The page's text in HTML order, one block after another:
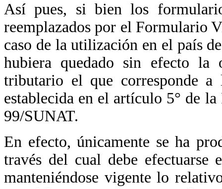
Así pues, si bien los
reemplazados por el Formulario
caso de la utilización en el país
hubiera quedado sin efecto la
tributario el que corresponde
establecida en el artículo 5° de
99/SUNAT.
En efecto, únicamente se ha
través del cual debe efectuarse
manteniéndose vigente lo